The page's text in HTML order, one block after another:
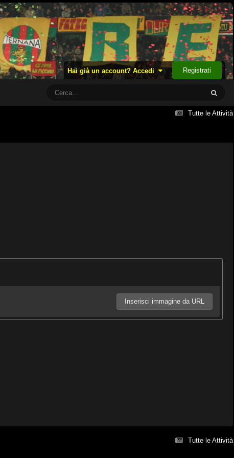
Hai già un account? Accedi Registrati
Tutte le Attività
Inserisci immagine da URL
Tutte le Attività